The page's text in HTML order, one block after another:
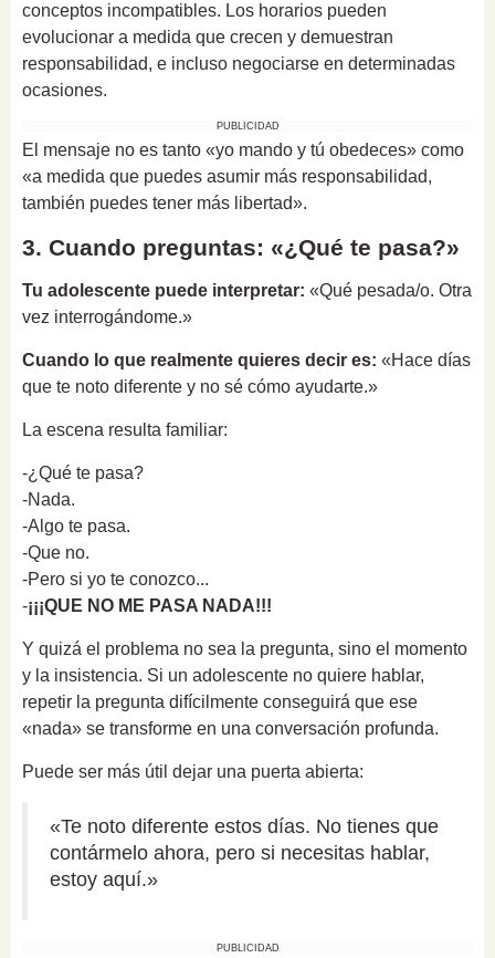
conceptos incompatibles. Los horarios pueden
evolucionar a medida que crecen y demuestran
responsabilidad, e incluso negociarse en determinadas
ocasiones.
PUBLICIDAD
El mensaje no es tanto «yo mando y tú obedeces» como
«a medida que puedes asumir más responsabilidad,
también puedes tener más libertad».
3. Cuando preguntas: «¿Qué te pasa?»
Tu adolescente puede interpretar: «Qué pesada/o. Otra
vez interrogándome.»
Cuando lo que realmente quieres decir es: «Hace días
que te noto diferente y no sé cómo ayudarte.»
La escena resulta familiar:
-¿Qué te pasa?
-Nada.
-Algo te pasa.
-Que no.
-Pero si yo te conozco...
-¡¡¡QUE NO ME PASA NADA!!!
Y quizá el problema no sea la pregunta, sino el momento
y la insistencia. Si un adolescente no quiere hablar,
repetir la pregunta difícilmente conseguirá que ese
«nada» se transforme en una conversación profunda.
Puede ser más útil dejar una puerta abierta:
«Te noto diferente estos días. No tienes que
contármelo ahora, pero si necesitas hablar,
estoy aquí.»
PUBLICIDAD